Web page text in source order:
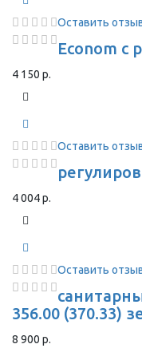
Оставить
Econom с
4 150 р.
Оставить
4 004 р.
Оставить
356.00 (370.33)
8 900 р.